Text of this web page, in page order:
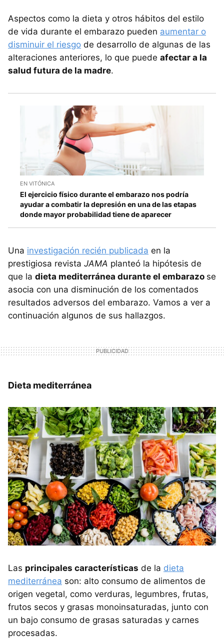
Aspectos como la dieta y otros hábitos del estilo
de vida durante el embarazo pueden aumentar o
disminuir el riesgo de desarrollo de algunas de las
alteraciones anteriores, lo que puede afectar a la
salud futura de la madre.
EN VITÓNICA
El ejercicio físico durante el embarazo nos podría
ayudar a combatir la depresión en una de las etapas
donde mayor probabilidad tiene de aparecer
Una investigación recién publicada en la
prestigiosa revista JAMA planteó la hipótesis de
que la dieta mediterránea durante el embarazo se
asocia con una disminución de los comentados
resultados adversos del embarazo. Vamos a ver a
continuación algunos de sus hallazgos.
Dieta mediterránea
Las principales características de la dieta
mediterránea son: alto consumo de alimentos de
origen vegetal, como verduras, legumbres, frutas,
frutos secos y grasas monoinsaturadas, junto con
un bajo consumo de grasas saturadas y carnes
procesadas.